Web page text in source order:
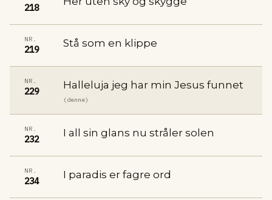
218
NR.
219
Stå som en klippe
NR.
229
Halleluja jeg har min Jesus funnet
(denne)
NR.
232
I all sin glans nu stråler solen
NR.
234
I paradis er fagre ord